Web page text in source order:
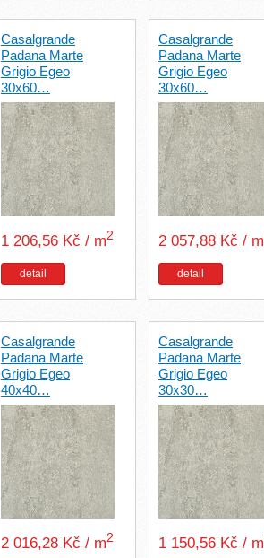
Casalgrande
Padana Marte
Grigio Egeo
30x60…
1 206,56 Kč / m2
detail
Casalgrande
Padana Marte
Grigio Egeo
30x60…
2 057,88 Kč / m
detail
Casalgrande
Padana Marte
Grigio Egeo
40x40…
2 016,28 Kč / m2
Casalgrande
Padana Marte
Grigio Egeo
30x30…
1 150,56 Kč / m